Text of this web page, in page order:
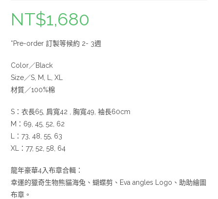
NT$1,680
*Pre-order 訂製等候約 2- 3週
Color／Black
Size／S, M, L, XL
材質／100%棉
S：衣長65, 肩寬42 , 胸寬49, 袖長60cm
M：69, 45, 52, 62
L：73, 48, 55, 63
XL：77, 52, 58, 64
龍年豪華4入布章合輯：
幸運的獵奇生物熊貓海兔、蝴蝶剪、Eva angles Logo、助助繪圖
布章。